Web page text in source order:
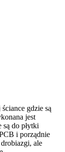
gdzie są
jest
do płytki
i porządnie
ale